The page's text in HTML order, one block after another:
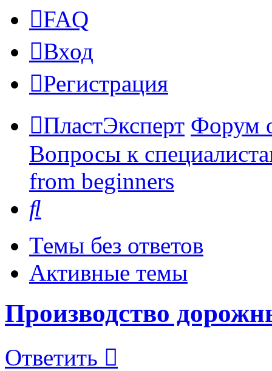
FAQ
Вход
Регистрация
ПластЭксперт Форум
Вопросы к
from beginners
Темы без ответов
Активные темы
Производство
Ответить